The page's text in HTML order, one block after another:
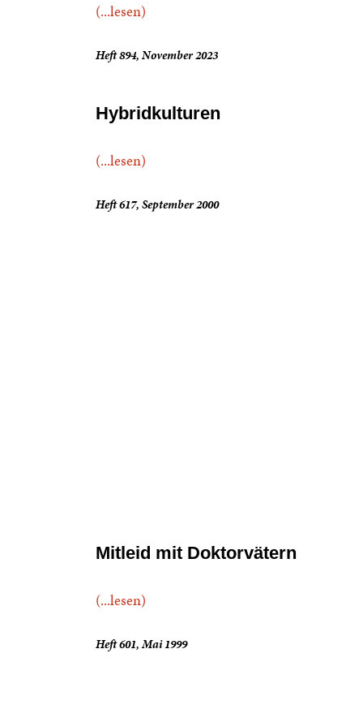
(...lesen)
Heft 894, November 2023
Hybridkulturen
(...lesen)
Heft 617, September 2000
Mitleid mit Doktorvätern
(...lesen)
Heft 601, Mai 1999